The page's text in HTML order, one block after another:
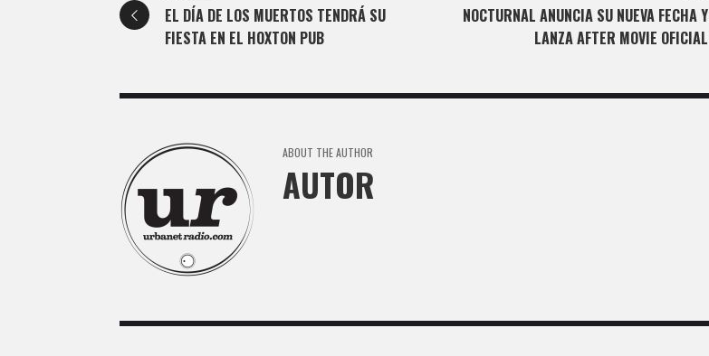
EL DÍA DE LOS MUERTOS TENDRÁ SU
FIESTA EN EL HOXTON PUB
NOCTURNAL ANUNCIA SU NUEVA FECHA Y
LANZA AFTER MOVIE OFICIAL
ABOUT THE AUTHOR
AUTOR